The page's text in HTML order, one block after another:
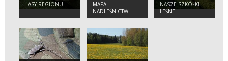
LASY REGIONU
MAPA
NADLEŚNICTW
NASZE SZKÓŁKI
LEŚNE